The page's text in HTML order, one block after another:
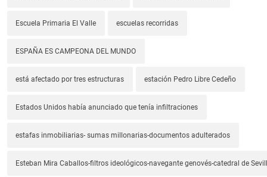
Escuela Primaria El Valle escuelas recorridas
ESPAÑA ES CAMPEONA DEL MUNDO
está afectado por tres estructuras estación Pedro Libre Cedeño
Estados Unidos había anunciado que tenía infiltraciones
estafas inmobiliarias- sumas millonarias-documentos adulterados
Esteban Mira Caballos-filtros ideológicos-navegante genovés-catedral de